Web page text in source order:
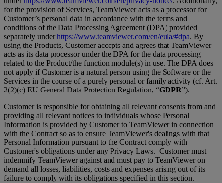
for the provision of Services, TeamViewer acts as a processor for
Customer’s personal data in accordance with the terms and
conditions of the Data Processing Agreement (DPA) provided
separately underhttps://www.teamviewer.com/en/eula/#dpa. By
using the Products, Customer accepts and agrees that TeamViewer
acts as its data processor under the DPA for the data processing
related to the Product/the function module(s) in use. The DPA does
not apply if Customer is a natural person using the Software or the
Services in the course of a purely personal or family activity (cf. Art.
2(2)(c) EU General Data Protection Regulation, “GDPR”).
Customer is responsible for obtaining all relevant consents from and
providing all relevant notices to individuals whose Personal
Information is provided by Customer to TeamViewer in connection
with the Contract so as to ensure TeamViewer's dealings with that
Personal Information pursuant to the Contract comply with
Customer's obligations under any Privacy Laws. Customer must
indemnify TeamViewer against and must pay to TeamViewer on
demand all losses, liabilities, costs and expenses arising out of its
failure to comply with its obligations specified in this section.